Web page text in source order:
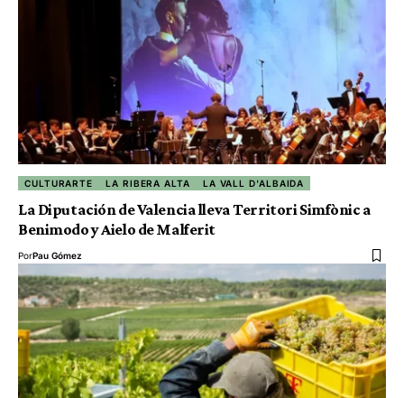
CULTURARTE LA RIBERA ALTA LA VALL D'ALBAIDA
La Diputación de Valencia lleva Territori Simfònic a
Benimodo y Aielo de Malferit
PorPau Gómez